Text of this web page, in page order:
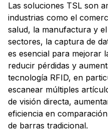
Las soluciones TSL son
industrias como el
salud, la manufactura y
sectores, la captura de
es esencial para mejorar
reducir pérdidas y
tecnología RFID, en
escanear múltiples
de visión directa,
eficiencia en
de barras tradicional.